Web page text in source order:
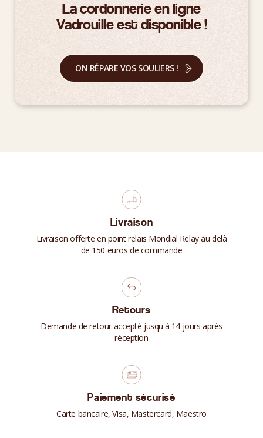
La cordonnerie en ligne
Vadrouille est disponible !
ON RÉPARE VOS SOULIERS !
Livraison
Livraison offerte en point relais Mondial Relay au delà
de 150 euros de commande
Retours
Demande de retour accepté jusqu'à 14 jours après
réception
Paiement sécurisé
Carte bancaire, Visa, Mastercard, Maestro